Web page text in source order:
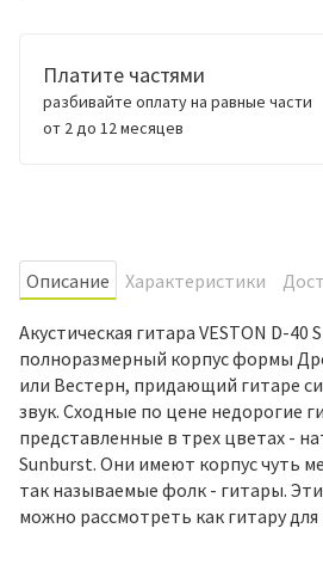
Платите частями
разбивайте оплату на равные части
от 2 до 12 месяцев
Oписание Характеристики
Акустическая гитара VESTON D-40
полноразмерный корпус формы
или Вестерн, придающий гитаре
звук. Сходные по цене недорогие
представленные в трех цветах -
Sunburst. Они имеют корпус чуть
так называемые фолк - гитары.
можно рассмотреть как гитару